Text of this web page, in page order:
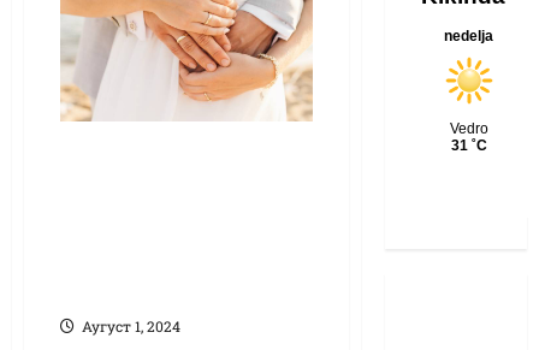
Аугуст 1, 2024